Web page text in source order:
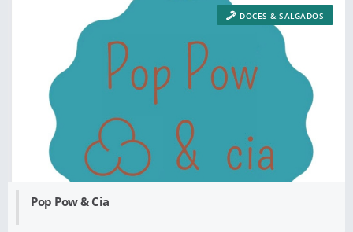
Pop Pow & Cia
DOCES & SALGADOS